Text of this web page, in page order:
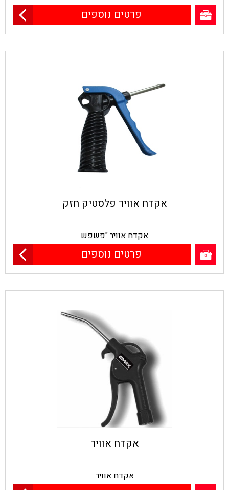
פרטים נוספים
אקדח אוויר פלסטיק חזק
אקדח אוויר "פשפש
פרטים נוספים
אקדח אוויר
אקדח אוויר